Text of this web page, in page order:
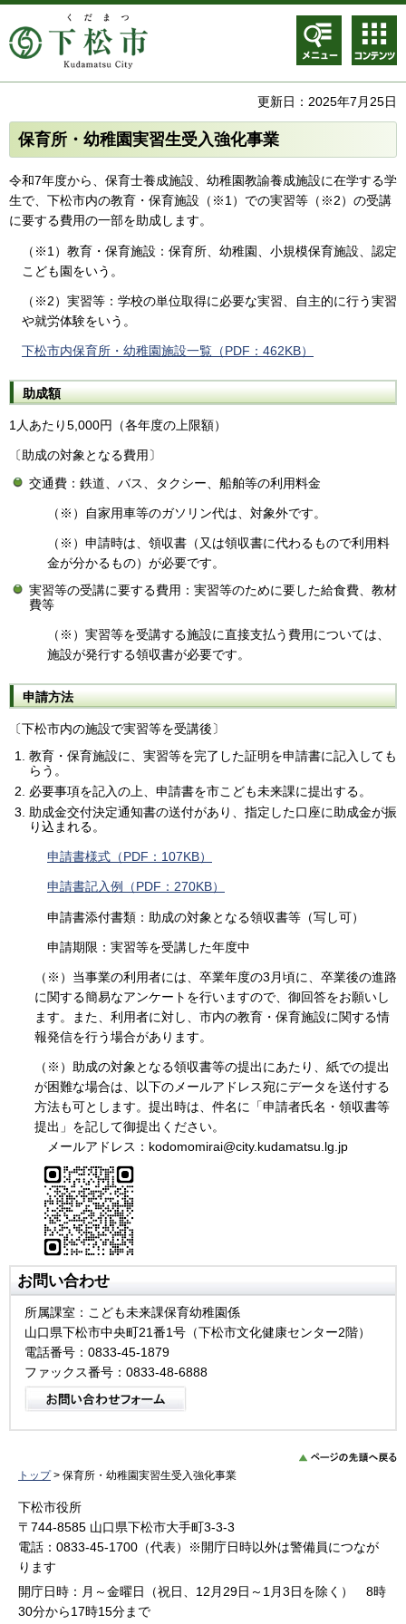
メニュ
ー
コンテ
ンツメ
ニュー
更新日：2025年7月25日
保育所・幼稚園実習生受入強化事業
令和7年度から、保育士養成施設、幼稚園教諭養成施設に在学する学
生で、下松市内の教育・保育施設（※1）での実習等（※2）の受講
に要する費用の一部を助成します。
（※1）教育・保育施設：保育所、幼稚園、小規模保育施設、認定
こども園をいう。
（※2）実習等：学校の単位取得に必要な実習、自主的に行う実習
や就労体験をいう。
下松市内保育所・幼稚園施設一覧（PDF：462KB）
助成額
1人あたり5,000円（各年度の上限額）
〔助成の対象となる費用〕
交通費：鉄道、バス、タクシー、船舶等の利用料金
（※）自家用車等のガソリン代は、対象外です。
（※）申請時は、領収書（又は領収書に代わるもので利用料
金が分かるもの）が必要です。
実習等の受講に要する費用：実習等のために要した給食費、教材
費等
（※）実習等を受講する施設に直接支払う費用については、
施設が発行する領収書が必要です。
申請方法
〔下松市内の施設で実習等を受講後〕
教育・保育施設に、実習等を完了した証明を申請書に記入しても
らう。
必要事項を記入の上、申請書を市こども未来課に提出する。
助成金交付決定通知書の送付があり、指定した口座に助成金が振
り込まれる。
申請書様式（PDF：107KB）
申請書記入例（PDF：270KB）
申請書添付書類：助成の対象となる領収書等（写し可）
申請期限：実習等を受講した年度中
（※）当事業の利用者には、卒業年度の3月頃に、卒業後の進路
に関する簡易なアンケートを行いますので、御回答をお願いし
ます。また、利用者に対し、市内の教育・保育施設に関する情
報発信を行う場合があります。
（※）助成の対象となる領収書等の提出にあたり、紙での提出
が困難な場合は、以下のメールアドレス宛にデータを送付する
方法も可とします。提出時は、件名に「申請者氏名・領収書等
提出」を記して御提出ください。
メールアドレス：kodomomirai@city.kudamatsu.lg.jp
お問い合わせ
所属課室：こども未来課保育幼稚園係
山口県下松市中央町21番1号（下松市文化健康センター2階）
電話番号：0833-45-1879
ファックス番号：0833-48-6888
トップ> 保育所・幼稚園実習生受入強化事業
下松市役所
〒744-8585 山口県下松市大手町3-3-3
電話：0833-45-1700（代表）※開庁日時以外は警備員につなが
ります
開庁日時：月～金曜日（祝日、12月29日～1月3日を除く） 8時
30分から17時15分まで